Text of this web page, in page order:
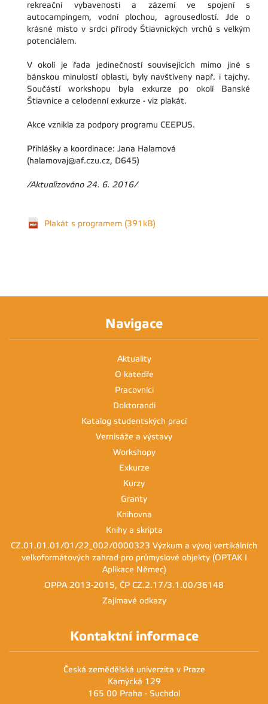
rekreační vybavenosti a zázemí ve spojení s
autocampingem, vodní plochou, agrousedlostí. Jde o
krásné místo v srdci přírody Štiavnických vrchů s velkým
potenciálem.
V okolí je řada jedinečností souvisejících mimo jiné s
bánskou minulostí oblasti, byly navštíveny např. i tajchy.
Součástí workshopu byla exkurze po okolí Banské
Štiavnice a celodenní exkurze - viz plakát.
Akce vznikla za podpory programu CEEPUS.
Přihlášky a koordinace: Jana Halamová
(halamovaj@af.czu.cz, D645)
/Aktualizováno 24. 6. 2016/
Plakát s programem (391kB)
Navigace
Aktuality
O katedře
Pracovníci
Doktorandi
Katalog studentských prací
Vernisáže a výstavy
Workshopy
Exkurze
Kurzy
Granty
Knihovna
Knihy a skripta
CZ.01.01.01/01/22_002/0000323 Výzkum a vývoj vertikálních
velkoformátových zahrad pro průmyslové objekty (OPTAK I
Aplikace Němec)
OPPA 2013-2015, ČP CZ.2.17/3.1.00/36148
Zajímavé odkazy
Kontaktní informace
Česká zemědělská univerzita v Praze
Kamýcká 129
165 00 Praha - Suchdol